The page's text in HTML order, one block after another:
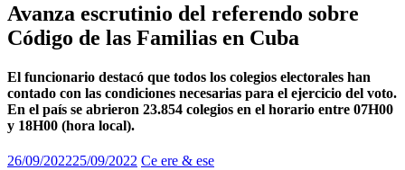
Avanza escrutinio del referendo sobre
Código de las Familias en Cuba
El funcionario destacó que todos los colegios electorales han
contado con las condiciones necesarias para el ejercicio del voto.
En el país se abrieron 23.854 colegios en el horario entre 07H00
y 18H00 (hora local).
26/09/202225/09/2022 Ce ere & ese